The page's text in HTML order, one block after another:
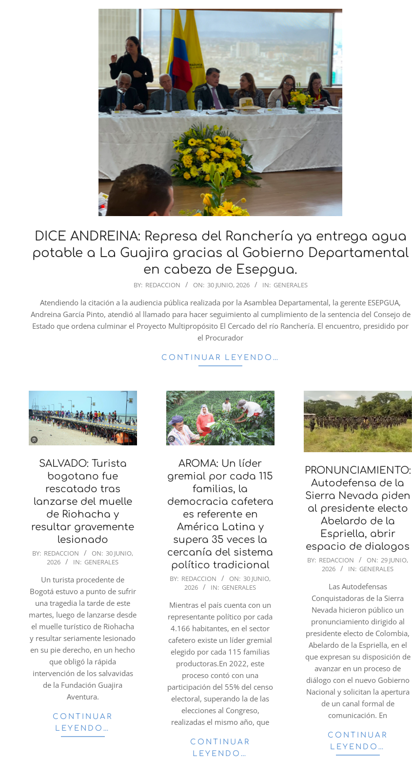
DICE ANDREINA: Represa del Ranchería ya entrega agua
potable a La Guajira gracias al Gobierno Departamental
en cabeza de Esepgua.
BY: REDACCION ON: 30 JUNIO, 2026 IN: GENERALES
Atendiendo la citación a la audiencia pública realizada por la Asamblea Departamental, la gerente ESEPGUA,
Andreina García Pinto, atendió al llamado para hacer seguimiento al cumplimiento de la sentencia del Consejo de
Estado que ordena culminar el Proyecto Multipropósito El Cercado del río Ranchería. El encuentro, presidido por
el Procurador
CONTINUAR LEYENDO…
SALVADO: Turista
bogotano fue
rescatado tras
lanzarse del muelle
de Riohacha y
resultar gravemente
lesionado
2026-
BY: REDACCION ON: 30 JUNIO,
2026
IN: GENERALES
Un turista procedente de
Bogotá estuvo a punto de sufrir
una tragedia la tarde de este
martes, luego de lanzarse desde
el muelle turístico de Riohacha
y resultar seriamente lesionado
en su pie derecho, en un hecho
que obligó la rápida
intervención de los salvavidas
de la Fundación Guajira
Aventura.
CONTINUAR
LEYENDO…
AROMA: Un líder
gremial por cada 115
familias, la
democracia cafetera
es referente en
América Latina y
supera 35 veces la
cercanía del sistema
político tradicional
2026-
30
BY: REDACCION ON: 30 JUNIO,
2026
IN: GENERALES
Mientras el país cuenta con un
representante político por cada
4.166 habitantes, en el sector
cafetero existe un líder gremial
elegido por cada 115 familias
productoras.En 2022, este
proceso contó con una
participación del 55% del censo
electoral, superando la de las
elecciones al Congreso,
realizadas el mismo año, que
CONTINUAR
LEYENDO…
PRONUNCIAMIENTO:
Autodefensa de la
Sierra Nevada piden
al presidente electo
Abelardo de la
Espriella, abrir
espacio de dialogos
2026-
BY: REDACCION ON: 29 JUNIO,
2026
IN: GENERALES
Las Autodefensas
Conquistadoras de la Sierra
Nevada hicieron público un
pronunciamiento dirigido al
presidente electo de Colombia,
Abelardo de la Espriella, en el
que expresan su disposición de
avanzar en un proceso de
diálogo con el nuevo Gobierno
Nacional y solicitan la apertura
de un canal formal de
comunicación. En
CONTINUAR
LEYENDO…